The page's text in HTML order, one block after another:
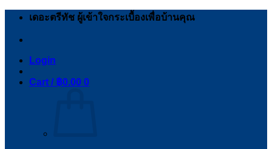
Skip
เดอะตรีทัช ผู้เข้าใจกระเบื้องเพื่อบ้านคุณ
Login
Cart / ฿0.00 0